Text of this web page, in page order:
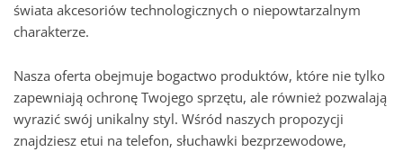
Sala konferencyjna
Szukaj
świata akcesoriów technologicznych o niepowtarzalnym
charakterze.
Nasza oferta obejmuje bogactwo produktów, które nie tylko
zapewniają ochronę Twojego sprzętu, ale również pozwalają
wyrazić swój unikalny styl. Wśród naszych propozycji
znajdziesz etui na telefon, słuchawki bezprzewodowe,